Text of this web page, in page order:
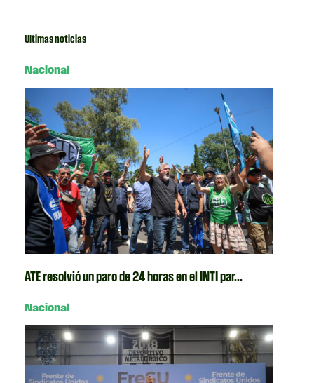
Ultimas noticias
Nacional
ATE resolvió un paro de 24 horas en el INTI par...
Nacional